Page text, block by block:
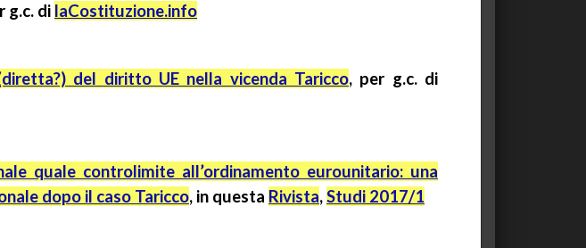
g.c. di laCostituzione.info
del diritto UE nella vicenda Taricco, per g.c.di
quale controlimite all’ordinamento eurounitario: una
dopo il caso Taricco, in questa Rivista,Studi 2017/1